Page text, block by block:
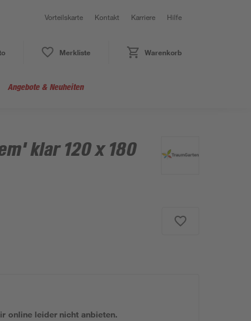
Vorteilskarte Kontakt Karriere Hilfe
Merkliste Warenkorb
Angebote & Neuheiten
klar 120 x 180
online leider nicht anbieten.